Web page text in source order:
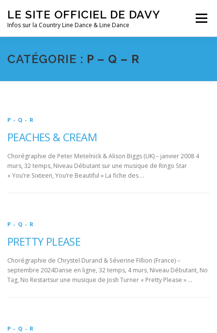
contenu
LE SITE OFFICIEL DE DAVY
Infos sur la Country Line Dance & Line Dance
Menu
ACCUEIL LES COURS DANSES
CATÉGORIE : P – Q – R
P - Q - R
PEACHES & CREAM
Chorégraphie de Peter Metelnick & Alison Biggs (UK) – janvier 2008 4
murs, 32 temps, Niveau Débutant sur une musique de Ringo Star
« You’re Sixteen, You’re Beautiful » La fiche des …
P - Q - R
PRETTY PLEASE
Chorégraphie de Chrystel Durand & Séverine Fillion (France) –
septembre 2024Danse en ligne, 32 temps, 4 murs, Niveau Débutant, No
Tag, No Restartsur une musique de Josh Turner « Pretty Please » …
P - Q - R